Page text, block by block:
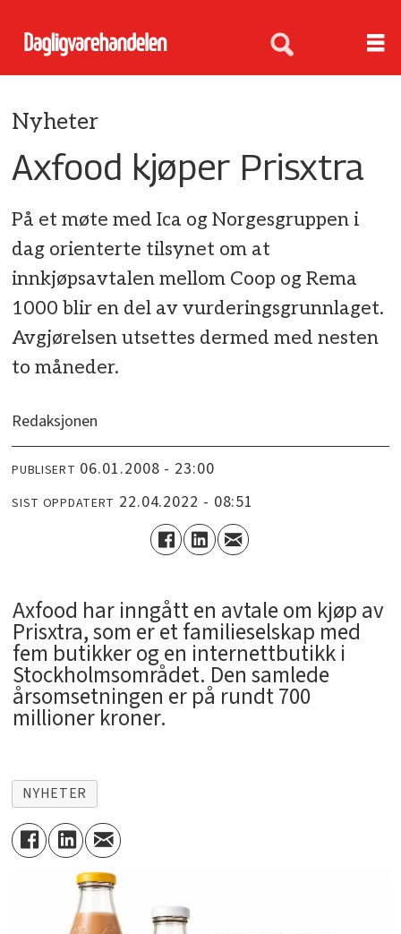
Nyheter
Axfood kjøper Prisxtra
På et møte med Ica og Norgesgruppen i
dag orienterte tilsynet om at
innkjøpsavtalen mellom Coop og Rema
1000 blir en del av vurderingsgrunnlaget.
Avgjørelsen utsettes dermed med nesten
to måneder.
Redaksjonen
PUBLISERT 06.01.2008 - 23:00
SIST OPPDATERT 22.04.2022 - 08:51
Axfood har inngått en avtale om kjøp av
Prisxtra, som er et familieselskap med
fem butikker og en internettbutikk i
Stockholmsområdet. Den samlede
årsomsetningen er på rundt 700
millioner kroner.
NYHETER